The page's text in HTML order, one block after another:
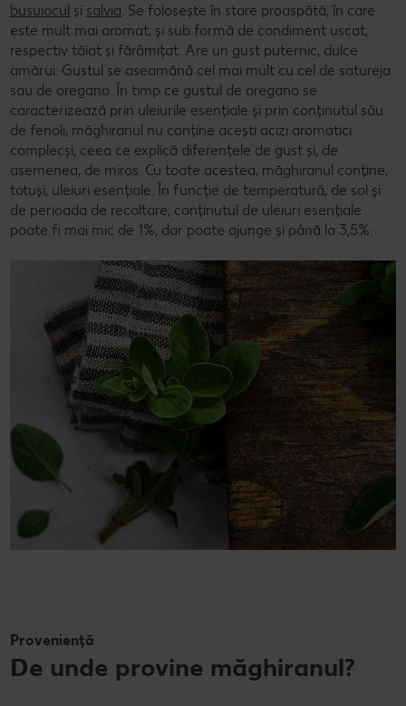
busuiocul și salvia . Se folosește în stare proaspătă, în care
este mult mai aromat, și sub formă de condiment uscat,
respectiv tăiat și fărâmițat. Are un gust puternic, dulce
amărui. Gustul se aseamănă cel mai mult cu cel de satureja
sau de oregano. În timp ce gustul de oregano se
caracterizează prin uleiurile esențiale și prin conținutul său
de fenoli, măghiranul nu conține acești acizi aromatici
complecși, ceea ce explică diferențele de gust și, de
asemenea, de miros. Cu toate acestea, măghiranul conține,
totuși, uleiuri esențiale. În funcție de temperatură, de sol și
de perioada de recoltare, conținutul de uleiuri esențiale
poate fi mai mic de 1%, dar poate ajunge și până la 3,5%.
Proveniență
De unde provine măghiranul?